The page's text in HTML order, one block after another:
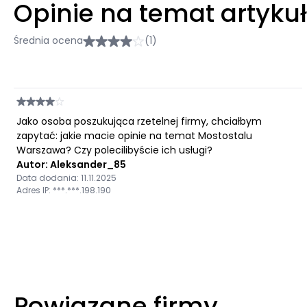
Opinie na temat
Średnia ocena (1)
Jako osoba poszukująca rzetelnej firmy, chciałbym
zapytać: jakie macie opinie na temat Mostostalu
Warszawa? Czy polecilibyście ich usługi?
Autor: Aleksander_85
Data dodania: 11.11.2025
Adres IP: ***.***.198.190